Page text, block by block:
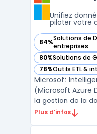
Unifiez
piloter votre
84%Solutions de
entreprises
— voir Microsoft
80%Solutions de
— voir Microsoft
78%Outils ETL &
— voir Microsoft
Microsoft
(Microsoft Azure
la gestion de la
limiter la
Plus d’infos